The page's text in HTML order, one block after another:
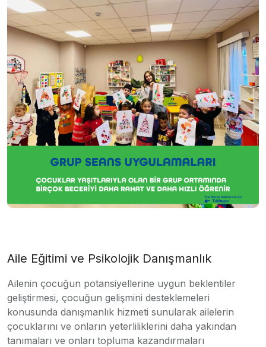
Aile Eğitimi ve Psikolojik Danışmanlık
Ailenin çocuğun potansiyellerine uygun beklentiler
geliştirmesi, çocuğun gelişmini desteklemeleri
konusunda danışmanlık hizmeti sunularak ailelerin
çocuklarını ve onların yeterliliklerini daha yakından
tanımaları ve onları topluma kazandırmaları